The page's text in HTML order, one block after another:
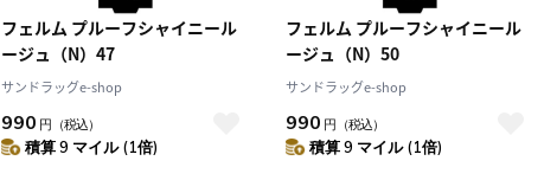
フェルム プルーフシャイニール
ージュ（N）47
サンドラッグe-shop
990 円 （税込）
積算 9 マイル (1倍)
フェルム プルーフシャイニール
ージュ（N）50
サンドラッグe-shop
990 円 （税込）
積算 9 マイル (1倍)